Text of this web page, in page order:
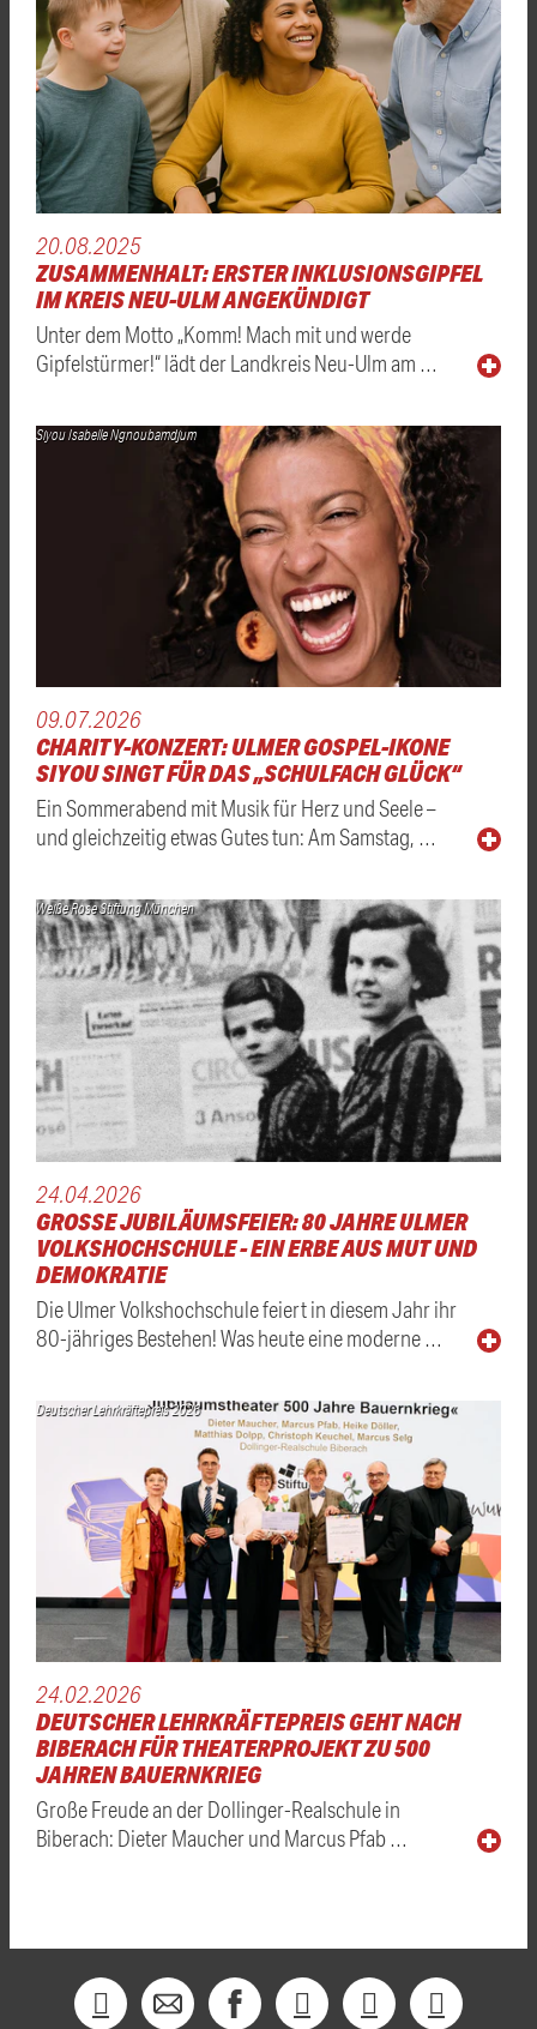
20.08.2025
ZUSAMMENHALT: ERSTER INKLUSIONSGIPFEL
IM KREIS NEU-ULM ANGEKÜNDIGT
Unter dem Motto „Komm! Mach mit und werde
Gipfelstürmer!“ lädt der Landkreis Neu-Ulm am …
Siyou Isabelle Ngnoubamdjum
09.07.2026
CHARITY-KONZERT: ULMER GOSPEL-IKONE
SIYOU SINGT FÜR DAS „SCHULFACH GLÜCK“
Ein Sommerabend mit Musik für Herz und Seele –
und gleichzeitig etwas Gutes tun: Am Samstag, …
Weiße Rose Stiftung München
24.04.2026
GROSSE JUBILÄUMSFEIER: 80 JAHRE ULMER V
OLKSHOCHSCHULE - EIN ERBE AUS MUT UND D
EMOKRATIE
Die Ulmer Volkshochschule feiert in diesem Jahr ihr
80-jähriges Bestehen! Was heute eine moderne …
Deutscher Lehrkräftepreis 2026
24.02.2026
DEUTSCHER LEHRKRÄFTEPREIS GEHT NACH
BIBERACH FÜR THEATERPROJEKT ZU 500
JAHREN BAUERNKRIEG
Große Freude an der Dollinger-Realschule in
Biberach: Dieter Maucher und Marcus Pfab …